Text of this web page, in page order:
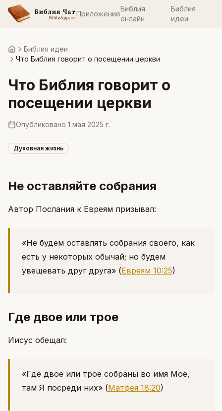
Приложение
Библия
онлайн
Библия
идеи
ГлавнаяБиблия идеи
Что Библия говорит о посещении церкви
Что Библия говорит о
посещении церкви
Опубликовано 1 мая 2025 г.
Духовная жизнь
Не оставляйте собрания
Автор Послания к Евреям призывал:
«Не будем оставлять собрания своего, как
есть у некоторых обычай; но будем
увещевать друг друга» (Евреям 10:25)
Где двое или трое
Иисус обещал:
«Где двое или трое собраны во имя Моё,
там Я посреди них» (Матфея 18:20)